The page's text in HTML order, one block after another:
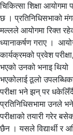
चिकित्सा शिक्षा
छ । प्रतिनिधिसभाको
मल्लले आयोगमा रिक्त
ध्यानाकर्षण गराए ।
कार्यक्रमको प्रवेश
भएको उनको भनाइ
भएकोलाई ठूलो
परीक्षा भने झन् पर
प्रतिनिधिसभामा उनले
परीक्षाको तयारी
छैन । यसले विद्यार्थी र